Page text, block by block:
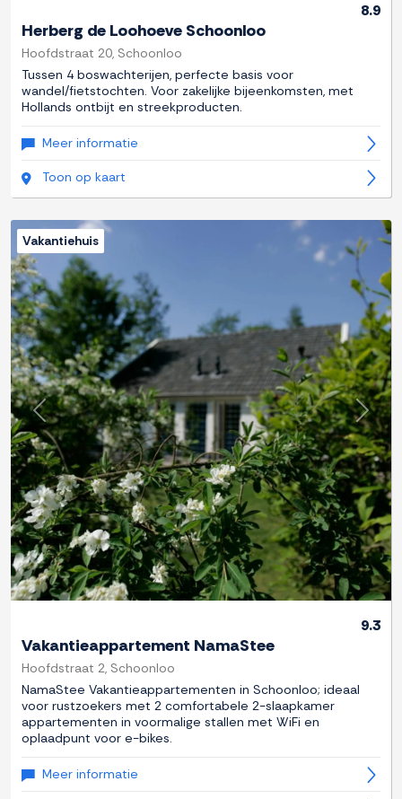
8.9
Herberg de Loohoeve Schoonloo
Hoofdstraat 20, Schoonloo
Tussen 4 boswachterijen, perfecte basis voor
wandel/fietstochten. Voor zakelijke bijeenkomsten, met
Hollands ontbijt en streekproducten.
Meer informatie
Toon op kaart
Previous Next
Vakantiehuis
9.3
Vakantieappartement NamaStee
Hoofdstraat 2, Schoonloo
NamaStee Vakantieappartementen in Schoonloo; ideaal
voor rustzoekers met 2 comfortabele 2-slaapkamer
appartementen in voormalige stallen met WiFi en
oplaadpunt voor e-bikes.
Meer informatie